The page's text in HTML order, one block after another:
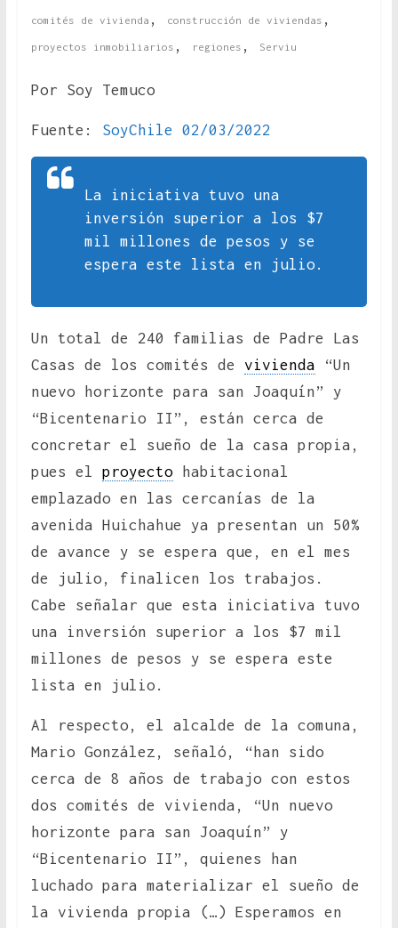
comités de vivienda , construcción de viviendas ,
proyectos inmobiliarios , regiones , Serviu
Por Soy Temuco
Fuente: SoyChile 02/03/2022
La iniciativa tuvo una
inversión superior a los $7
mil millones de pesos y se
espera este lista en julio.
Un total de 240 familias de Padre Las
Casas de los comités de vivienda “Un
nuevo horizonte para san Joaquín” y
“Bicentenario II”, están cerca de
concretar el sueño de la casa propia,
pues el proyectohabitacional
emplazado en las cercanías de la
avenida Huichahue ya presentan un 50%
de avance y se espera que, en el mes
de julio, finalicen los trabajos.
Cabe señalar que esta iniciativa tuvo
una inversión superior a los $7 mil
millones de pesos y se espera este
lista en julio.
Al respecto, el alcalde de la comuna,
Mario González, señaló, “han sido
cerca de 8 años de trabajo con estos
dos comités de vivienda, “Un nuevo
horizonte para san Joaquín” y
“Bicentenario II”, quienes han
luchado para materializar el sueño de
la vivienda propia (…) Esperamos en